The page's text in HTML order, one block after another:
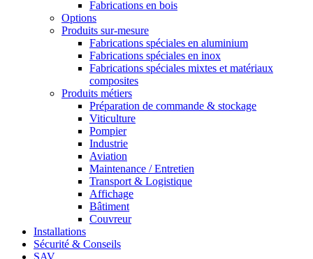
Fabrications en bois
Options
Produits sur-mesure
Fabrications spéciales en aluminium
Fabrications spéciales en inox
Fabrications spéciales mixtes et matériaux
composites
Produits métiers
Préparation de commande & stockage
Viticulture
Pompier
Industrie
Aviation
Maintenance / Entretien
Transport & Logistique
Affichage
Bâtiment
Couvreur
Installations
Sécurité & Conseils
SAV